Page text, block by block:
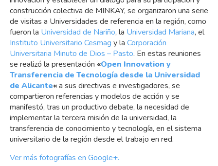
construcción colectiva de MINKAY, se organizaron una serie
de visitas a Universidades de referencia en la región, como
fueron la Universidad de Nariño, la Universidad Mariana, el
Instituto Universitario Cesmag y la Corporación
Universitaria Minuto de Dios – Pasto. En estas reuniones
se realizó la presentación «Open Innovation y
Transferencia de Tecnología desde la Universidad
de Alicante«a sus directivas e investigadores, se
compartieron referencias y modelos de acción y se
manifestó, tras un productivo debate, la necesidad de
implementar la tercera misión de la universidad, la
transferencia de conocimiento y tecnología, en el sistema
universitario de la región desde el trabajo en red.
Ver más fotografías en Google+.